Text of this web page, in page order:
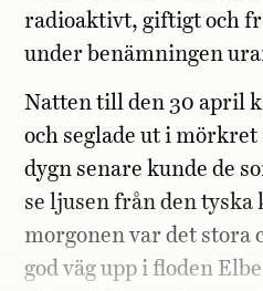
radioaktivt, giftigt och
under benämningen
Natten till den 30 april
och seglade ut i
dygn senare kunde de
se ljusen från den tyska
morgonen var det stora
god väg upp i floden